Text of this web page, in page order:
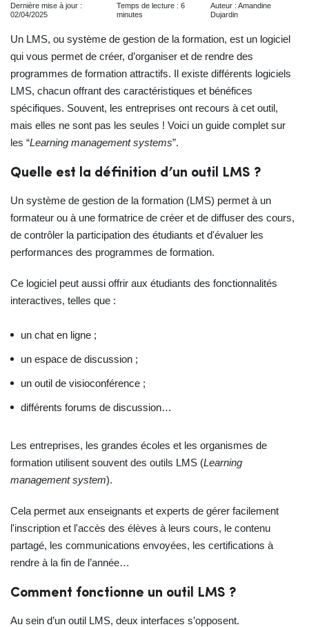
Dernière mise à jour :
02/04/2025
Temps de lecture : 6
minutes
Auteur : Amandine
Dujardin
Un LMS, ou système de gestion de la formation, est un logiciel
qui vous permet de créer, d’organiser et de rendre des
programmes de formation attractifs. Il existe différents logiciels
LMS, chacun offrant des caractéristiques et bénéfices
spécifiques. Souvent, les entreprises ont recours à cet outil,
mais elles ne sont pas les seules ! Voici un guide complet sur
les “Learning management systems”.
Quelle est la définition d’un outil LMS ?
Un système de gestion de la formation (LMS) permet à un
formateur ou à une formatrice de créer et de diffuser des cours,
de contrôler la participation des étudiants et d'évaluer les
performances des programmes de formation.
Ce logiciel peut aussi offrir aux étudiants des fonctionnalités
interactives, telles que :
un chat en ligne ;
un espace de discussion ;
un outil de visioconférence ;
différents forums de discussion…
Les entreprises, les grandes écoles et les organismes de
formation utilisent souvent des outils LMS (Learning
management system).
Cela permet aux enseignants et experts de gérer facilement
l'inscription et l'accès des élèves à leurs cours, le contenu
partagé, les communications envoyées, les certifications à
rendre à la fin de l’année…
Comment fonctionne un outil LMS ?
Au sein d’un outil LMS, deux interfaces s’opposent.